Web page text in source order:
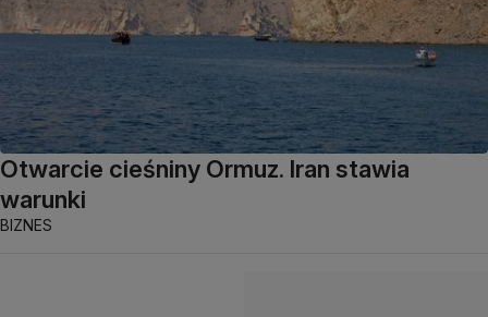
Otwarcie cieśniny Ormuz. Iran stawia
warunki
BIZNES